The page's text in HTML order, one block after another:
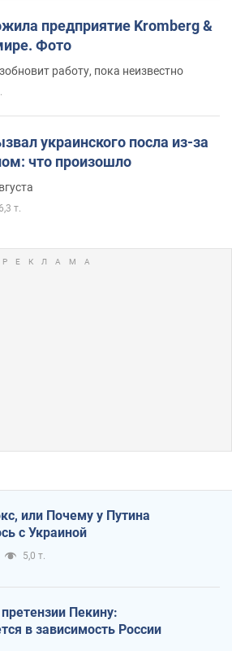
предприятие Kromberg &
Фото
работу, пока неизвестно
украинского посла из-за
что произошло
6,3 т.
или Почему у Путина
с Украиной
5,0 т.
Пекину:
в зависимость России